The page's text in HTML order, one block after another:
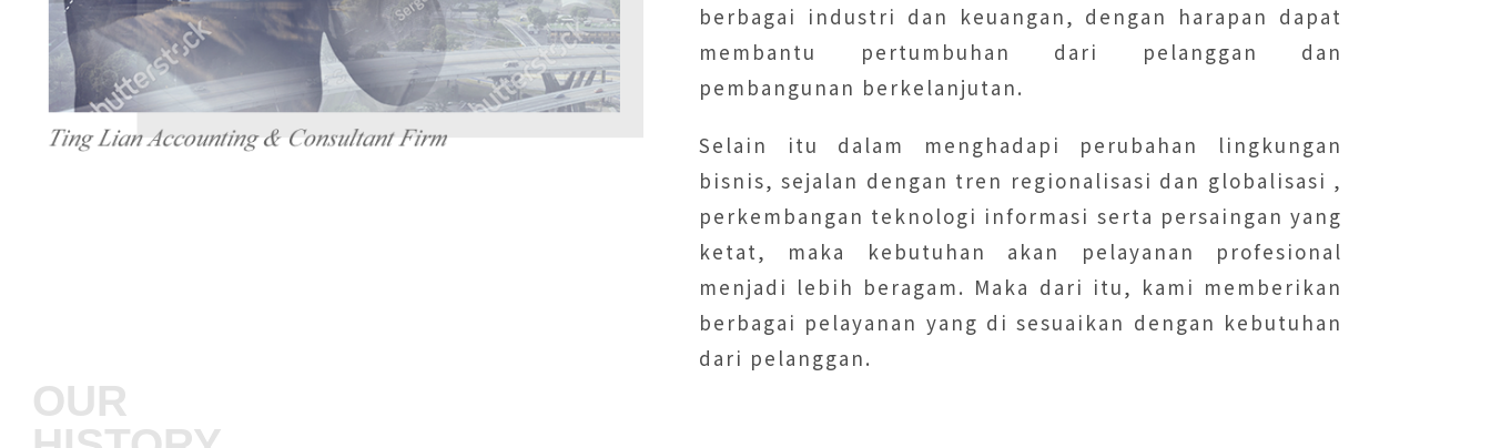
berbagai industri dan keuangan, dengan harapan dapat
membantu pertumbuhan dari pelanggan dan
pembangunan berkelanjutan.
Selain itu dalam menghadapi perubahan lingkungan
bisnis, sejalan dengan tren regionalisasi dan globalisasi ,
perkembangan teknologi informasi serta persaingan yang
ketat, maka kebutuhan akan pelayanan profesional
menjadi lebih beragam. Maka dari itu, kami memberikan
berbagai pelayanan yang di sesuaikan dengan kebutuhan
dari pelanggan.
OUR